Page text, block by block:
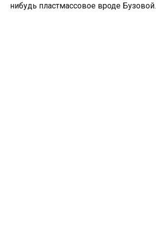
нибудь пластмассовое вроде Бузовой.